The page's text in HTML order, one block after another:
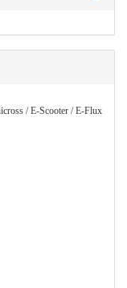
/ E-Scooter / E-Flux